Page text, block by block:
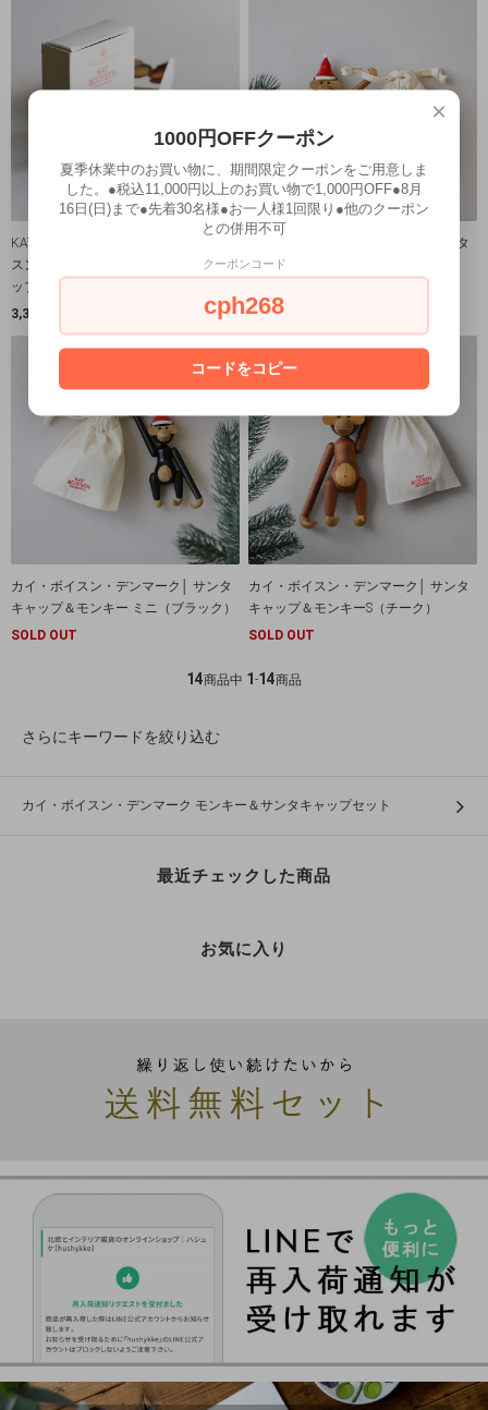
KAY BOJESEN DENMARK│カイ・ボイ
スン・デンマーク スチューデントキャ
ップ（モンキーミニ用）
3,300円(税込)
カイ・ボイスン・デンマーク│ サンタ
キャップ＆モンキー ミニ（チーク）
カイ・ボイスン・デンマーク│ サンタ
キャップ＆モンキー ミニ（ブラック）
SOLD OUT
カイ・ボイスン・デンマーク│ サンタ
キャップ＆モンキーS（チーク）
SOLD OUT
14商品中 1 -14商品
さらにキーワードを絞り込む
カイ・ボイスン・デンマーク モンキー＆サンタキャップセット
最近チェックした商品
お気に入り
×
1000円OFFクーポン
夏季休業中のお買い物に、期間限定クーポンをご用意しま
した。●税込11,000円以上のお買い物で1,000円OFF●8月
16日(日)まで●先着30名様●お一人様1回限り●他のクーポン
との併用不可
クーポンコード
cph268
コードをコピー